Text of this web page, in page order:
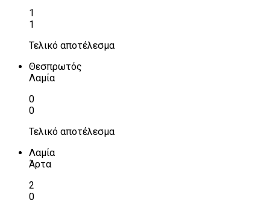
1
1
Τελικό αποτέλεσμα
Θεσπρωτός
Λαμία
0
0
Τελικό αποτέλεσμα
Λαμία
Άρτα
2
0